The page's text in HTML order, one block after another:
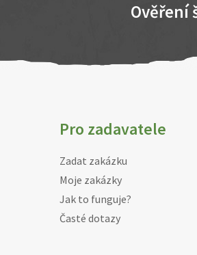
Ověření
Pro zadavatele
Zadat zakázku
Moje zakázky
Jak to funguje?
Časté dotazy